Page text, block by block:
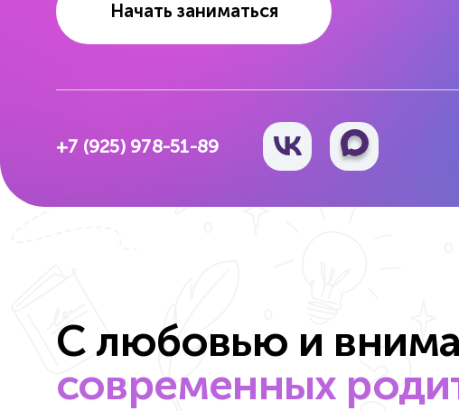
Начать заниматься
+7 (925) 978-51-89
С любовью и
современных